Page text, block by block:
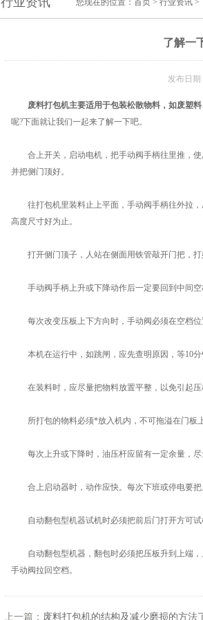
您现在的位置： 首页 > 行业资讯 >
了解一
发布日
废料打包机主要适用于包装松散物料，如废塑
呢?下面就让我们一起来了解一下吧。
合上开关，启动电机，把手动阀手柄往里推，使
并把侧门顶好。
往打包机里装料止上平面，手动阀手柄往外拉，
高度尺寸好为止。
打开侧门顶子，人站在侧面用铁管敲开门把，打
手动阀手柄上升或下降动作后一定要回到中间空
每次改变压板上下方向时，手动阀必须在空档位
本机在运行中，如跳闸，应先查明原因，等10分
在装料时，应尽量把物料放置平整，以免引起压
所打包的物料必须*放入机内，不可拖溢在门板上
每次上升或下降时，油压杆应留有一定余量，尽
合上启动器时，动作应快。每次下班或停电要把
自动翻包型机器试机时必须把前后门打开方可试
自动翻包型机器，翻包时必须把压板升到上端，
手动阀拉回空档。
上一篇： 废料打包机的结构及减少磨损的方法